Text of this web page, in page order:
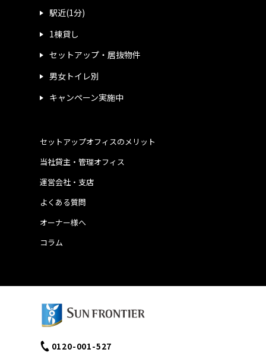
駅近(1分)
1棟貸し
セットアップ・居抜物件
男女トイレ別
キャンペーン実施中
運営会社・支店
よくある質問
当社貸主・管理オフィス
オーナー様へ
コラム
セットアップオフィスのメリット
0120-001-527